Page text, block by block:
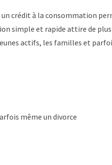
un crédit à la consommation
simple et rapide attire de plus
actifs, les familles et
même un divorce